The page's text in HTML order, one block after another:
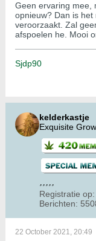
Geen ervaring mee,
opnieuw? Dan is
veroorzaakt. Zal
afspoelen he. Mooi
Sjdp90
kelderkastje
Exquisite
Registratie op:
Berichten:
22 October 2021, 20:49